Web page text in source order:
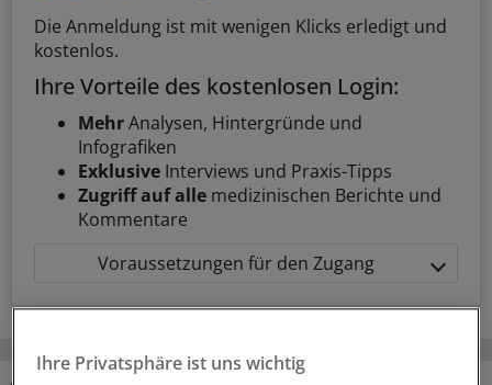
Die Anmeldung ist mit wenigen Klicks erledigt und
kostenlos.
Ihre Vorteile des kostenlosen Login:
MehrAnalysen, Hintergründe und
Infografiken
Exklusive Interviews und Praxis-Tipps
Zugriff auf alle medizinischen Berichte und
Kommentare
Voraussetzungen für den Zugang
Ihre Privatsphäre ist uns wichtig